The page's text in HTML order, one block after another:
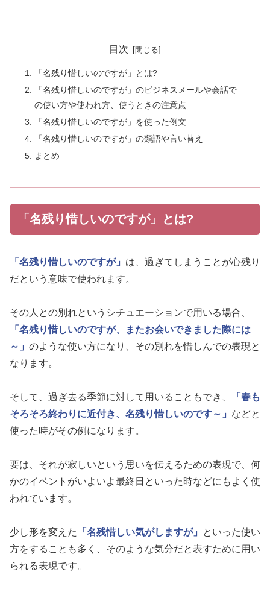
目次
「名残り惜しいのですが」とは?
「名残り惜しいのですが」のビジネスメールや会話で
の使い方や使われ方、使うときの注意点
「名残り惜しいのですが」を使った例文
「名残り惜しいのですが」の類語や言い替え
まとめ
「名残り惜しいのですが」とは?
「名残り惜しいのですが」 は、過ぎてしまうことが心残り
だという意味で使われます。
その人との別れというシチュエーションで用いる場合、
「名残り惜しいのですが、またお会いできました際には
～」 のような使い方になり、その別れを惜しんでの表現と
なります。
そして、過ぎ去る季節に対して用いることもでき、
「春も
そろそろ終わりに近付き、名残り惜しいのです～」 などと
使った時がその例になります。
要は、それが寂しいという思いを伝えるための表現で、何
かのイベントがいよいよ最終日といった時などにもよく使
われています。
少し形を変えた 「名残惜しい気がしますが」
といった使い
方をすることも多く、そのような気分だと表すために用い
られる表現です。